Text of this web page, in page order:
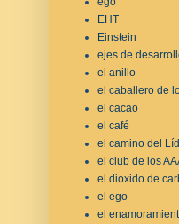
EHT
Einstein
ejes de
el anillo
el caballero de
el cacao
el café
el camino del
el club de los
el dioxido de
el ego
el